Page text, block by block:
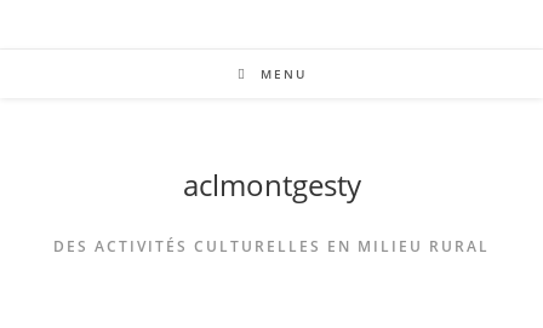
MENU
aclmontgesty
DES ACTIVITÉS CULTURELLES EN MILIEU RURAL